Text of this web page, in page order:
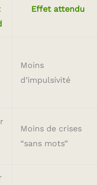
Effet attendu
Moins
d’impulsivité
Moins de crises
“sans mots”